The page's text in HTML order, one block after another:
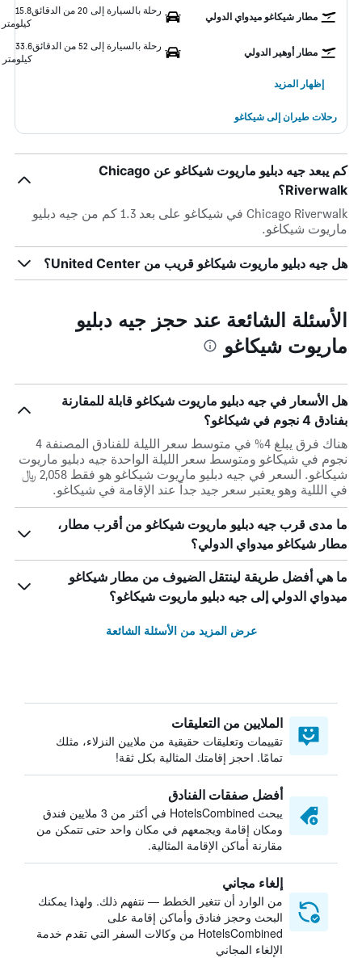
مطار شيكاغو ميدواي الدولي
رحلة بالسيارة إلى 20 من الدقائق
15.8
كيلومتر
مطار أوهير الدولي
رحلة بالسيارة إلى 52 من الدقائق
33.6
كيلومتر
إظهار المزيد
رحلات طيران إلى شيكاغو
كم يبعد جيه دبليو ماريوت شيكاغو عن Chicago
Riverwalk؟
Chicago Riverwalk في شيكاغو على بعد 1.3 كم من جيه دبليو
ماريوت شيكاغو.
هل جيه دبليو ماريوت شيكاغو قريب من United Center؟
الأسئلة الشائعة عند حجز جيه دبليو
ماريوت شيكاغو
هل الأسعار في جيه دبليو ماريوت شيكاغو قابلة للمقارنة
بفنادق 4 نجوم في شيكاغو؟
هناك فرق يبلغ 4% في متوسط ​​سعر الليلة للفنادق المصنفة 4
نجوم في شيكاغو ومتوسط ​​سعر الليلة الواحدة جيه دبليو ماريوت
شيكاغو. السعر في جيه دبليو ماريوت شيكاغو هو فقط 2,058 ﷼
في الللية وهو يعتبر سعر جيد جداً عند الإقامة في شيكاغو.
ما مدى قرب جيه دبليو ماريوت شيكاغو من أقرب مطار،
مطار شيكاغو ميدواي الدولي؟
ما هي أفضل طريقة لينتقل الضيوف من مطار شيكاغو
ميدواي الدولي إلى جيه دبليو ماريوت شيكاغو؟
عرض المزيد من الأسئلة الشائعة
الملايين من التعليقات
تقييمات وتعليقات حقيقية من ملايين النزلاء، مثلك
تمامًا. احجز إقامتك المثالية بكل ثقة!
أفضل صفقات الفنادق
يبحث HotelsCombined في أكثر من 3 ملايين فندق
ومكان إقامة ويجمعهم في مكان واحد حتى تتمكن من
مقارنة أماكن الإقامة المثالية.
إلغاء مجاني
من الوارد أن تتغير الخطط — نتفهم ذلك. ولهذا يمكنك
البحث وحجز فنادق وأماكن إقامة على
HotelsCombined من وكالات السفر التي تقدم خدمة
الإلغاء المجاني